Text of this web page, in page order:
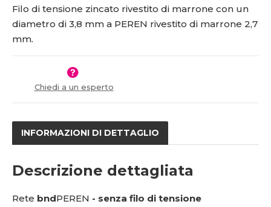
2
1
3
n
o
ž
t
o
ž
s
t
v
Filo di tensione zincato rivestito di marrone con un
diametro di 3,8 mm a PEREN rivestito di marrone 2,7
mm.
Chiedi a un esperto
INFORMAZIONI DI DETTAGLIO
Descrizione dettagliata
Rete bndPEREN - senza filo di tensione